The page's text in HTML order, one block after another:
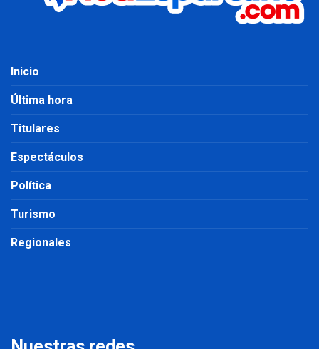
Inicio
Última hora
Titulares
Espectáculos
Política
Turismo
Regionales